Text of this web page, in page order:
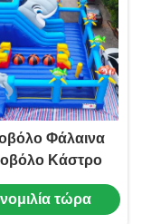
Φάλαινα
Κάστρο
Εμπορικό
τώρα